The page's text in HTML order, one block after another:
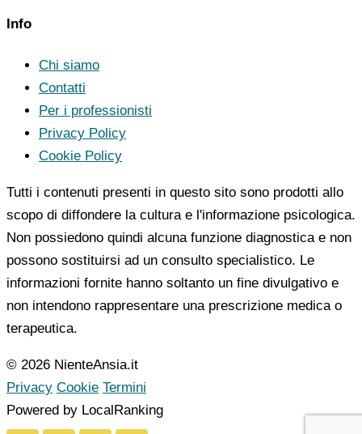
Info
Chi siamo
Contatti
Per i professionisti
Privacy Policy
Cookie Policy
Tutti i contenuti presenti in questo sito sono prodotti allo
scopo di diffondere la cultura e l'informazione psicologica.
Non possiedono quindi alcuna funzione diagnostica e non
possono sostituirsi ad un consulto specialistico. Le
informazioni fornite hanno soltanto un fine divulgativo e
non intendono rappresentare una prescrizione medica o
terapeutica.
© 2026 NienteAnsia.it
Privacy Cookie Termini
Powered by LocalRanking